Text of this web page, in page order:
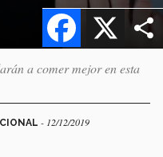
X
Facebook
a comer mejor en esta
- 12/12/2019